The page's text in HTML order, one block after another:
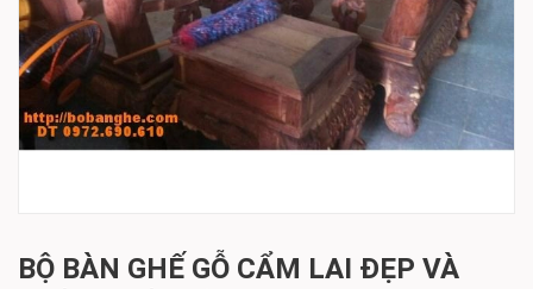
BỘ BÀN GHẾ GỖ CẨM LAI ĐẸP VÀ